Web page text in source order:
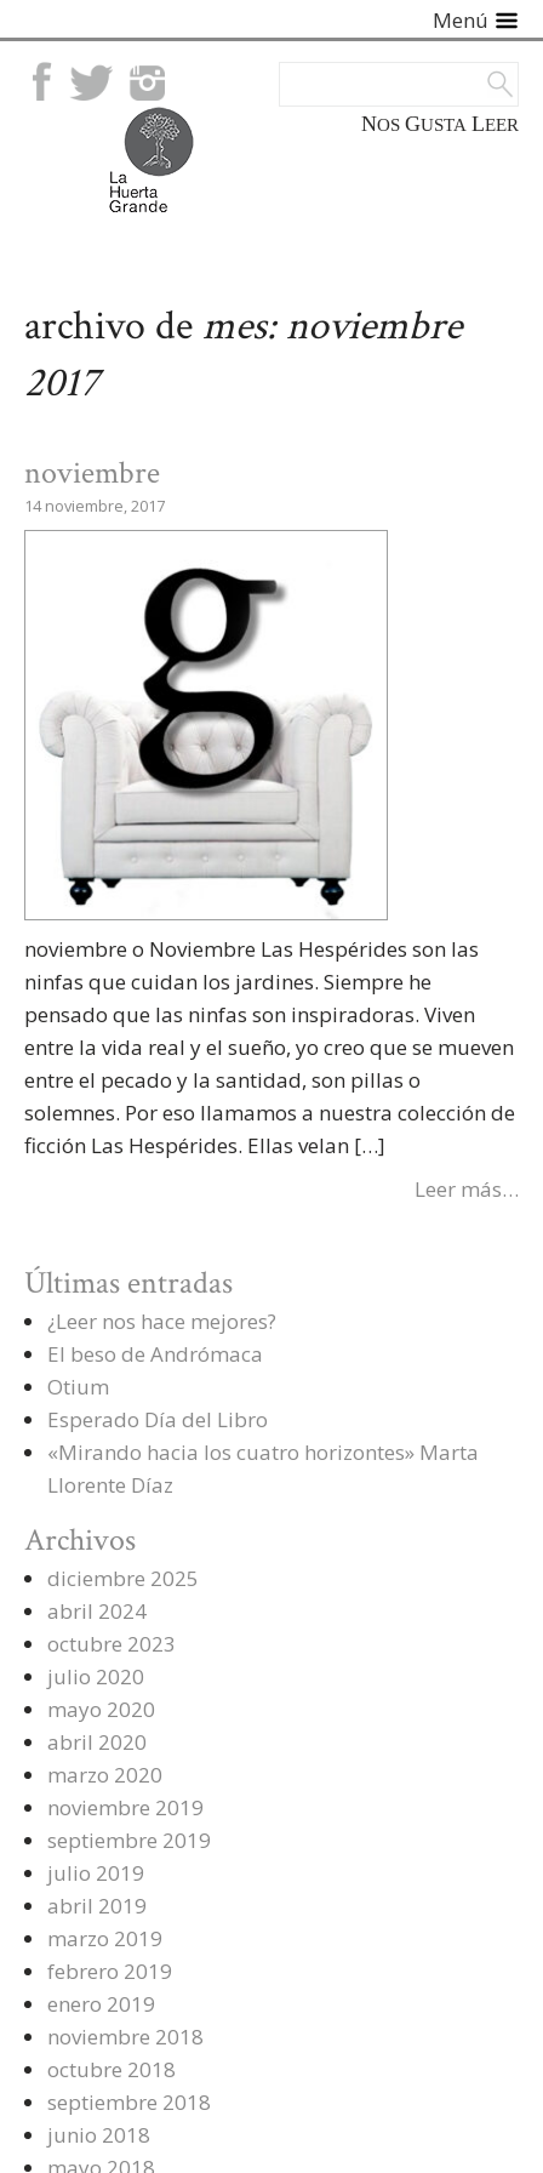
Facebook TwitterInstagram
NOS GUSTA LEER
Menú
archivo de mes:noviembre
2017
noviembre
14 noviembre, 2017
noviembre o Noviembre Las Hespérides son las
ninfas que cuidan los jardines. Siempre he
pensado que las ninfas son inspiradoras. Viven
entre la vida real y el sueño, yo creo que se mueven
entre el pecado y la santidad, son pillas o
solemnes. Por eso llamamos a nuestra colección de
ficción Las Hespérides. Ellas velan […]
Leer más…
Últimas entradas
¿Leer nos hace mejores?
El beso de Andrómaca
Otium
Esperado Día del Libro
«Mirando hacia los cuatro horizontes» Marta
Llorente Díaz
Archivos
diciembre 2025
abril 2024
octubre 2023
julio 2020
mayo 2020
abril 2020
marzo 2020
noviembre 2019
septiembre 2019
julio 2019
abril 2019
marzo 2019
febrero 2019
enero 2019
noviembre 2018
octubre 2018
septiembre 2018
junio 2018